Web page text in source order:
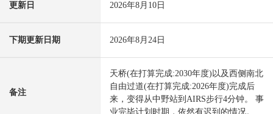
更新日 2026年8月10日
下期更新日期 2026年8月24日
备注
天桥(在打算完成:2030年度)以及西侧南北
自由过道(在打算完成:2026年度)完成后
来，变得从中野站到AIRS步行4分钟。 事
业完毕计划时期，依然有迟到的情况。